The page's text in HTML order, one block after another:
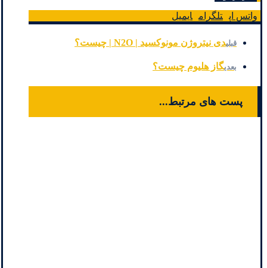
واتس اپ تلگرام ایمیل
قبلیدی نيتروژن مونوكسيد | N2O | چیست؟
بعدیگاز هليوم چیست؟
پست های مرتبط...